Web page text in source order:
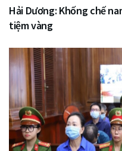
Hải Dương: Khống chế
tiệm vàng